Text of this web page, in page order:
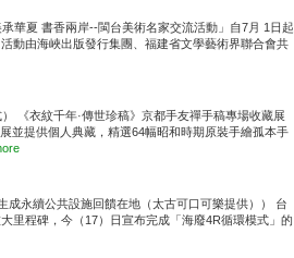
華夏 書香兩岸--閩台美術名家交流活動」自7月 1日起
動由海峽出版發行集團、福建省文學藝術界聯合會共
《衣紋千年·傳世珍稿》京都手友禪手稿專場收藏展
並提供個人典藏，精選64幅昭和時期原裝手繪孤本手
成永續公共設施回饋在地（太古可口可樂提供）） 台
里程碑，今（17）日宣布完成「海廢4R循環模式」的